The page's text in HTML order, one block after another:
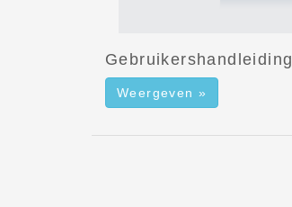
Gebruikershandleiding
Weergeven »